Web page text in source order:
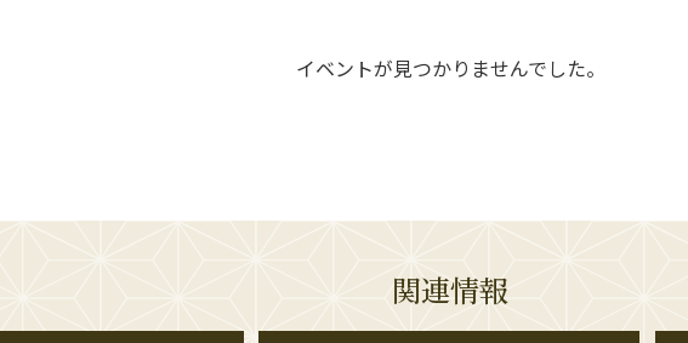
イベントが見つかりませんでした。
関連情報